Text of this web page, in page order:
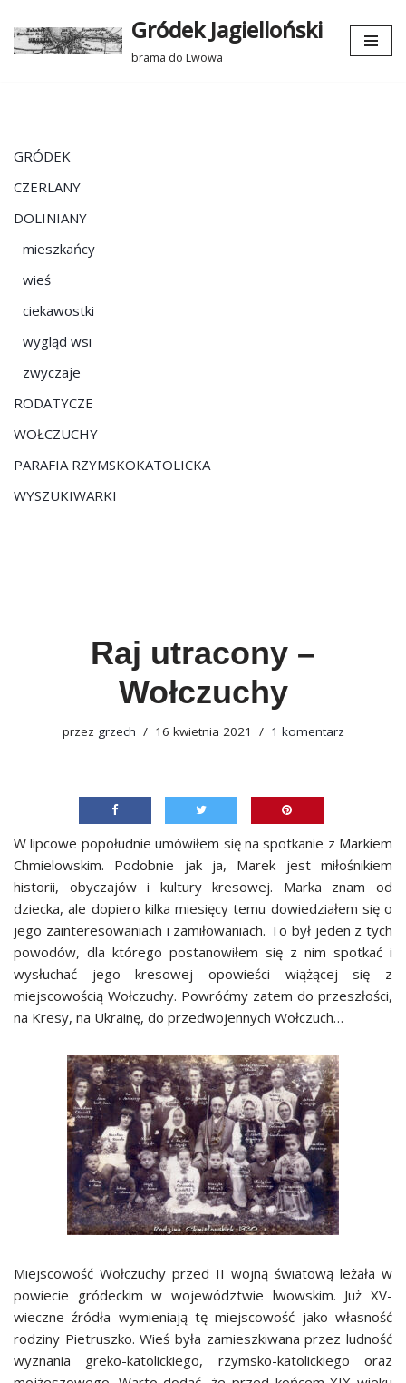
Przejdź
Gródek Jagielloński
brama do Lwowa
GRÓDEK
CZERLANY
DOLINIANY
mieszkańcy
wieś
ciekawostki
wygląd wsi
zwyczaje
RODATYCZE
WOŁCZUCHY
PARAFIA RZYMSKOKATOLICKA
WYSZUKIWARKI
Raj utracony –
Wołczuchy
przez grzech 16 kwietnia 2021 1 komentarz
W lipcowe popołudnie umówiłem się na spotkanie z Markiem
Chmielowskim. Podobnie jak ja, Marek jest miłośnikiem
historii, obyczajów i kultury kresowej. Marka znam od
dziecka, ale dopiero kilka miesięcy temu dowiedziałem się o
jego zainteresowaniach i zamiłowaniach. To był jeden z tych
powodów, dla którego postanowiłem się z nim spotkać i
wysłuchać jego kresowej opowieści wiążącej się z
miejscowością Wołczuchy. Powróćmy zatem do przeszłości,
na Kresy, na Ukrainę, do przedwojennych Wołczuch…
Miejscowość Wołczuchy przed II wojną światową leżała w
powiecie gródeckim w województwie lwowskim. Już XV-
wieczne źródła wymieniają tę miejscowość jako własność
rodziny Pietruszko. Wieś była zamieszkiwana przez ludność
wyznania greko-katolickiego, rzymsko-katolickiego oraz